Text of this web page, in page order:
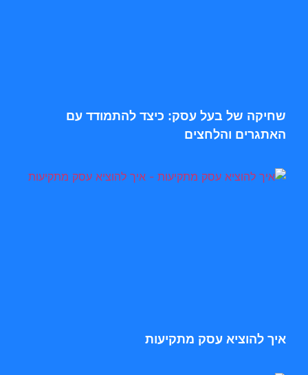
שחיקה של בעל עסק: כיצד להתמודד עם
האתגרים והלחצים
איך להוציא עסק מתקיעות